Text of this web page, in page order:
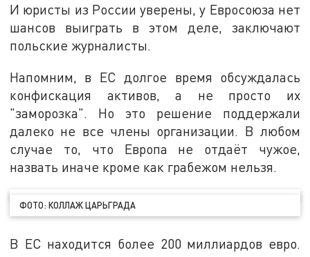
И юристы из России уверены, у Евросоюза нет
шансов выиграть в этом деле, заключают
польские журналисты.
Напомним, в ЕС долгое время обсуждалась
конфискация активов, а не просто их
"заморозка". Но это решение поддержали
далеко не все члены организации. В любом
случае то, что Европа не отдаёт чужое,
назвать иначе кроме как грабежом нельзя.
ФОТО: КОЛЛАЖ ЦАРЬГРАДА
В ЕС находится более 200 миллиардов евро.